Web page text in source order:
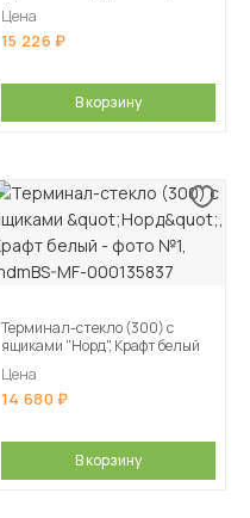
Цена
15 226
В корзину
Терминал-стекло (300) с
ящиками "Норд", Крафт белый
Цена
14 680
В корзину